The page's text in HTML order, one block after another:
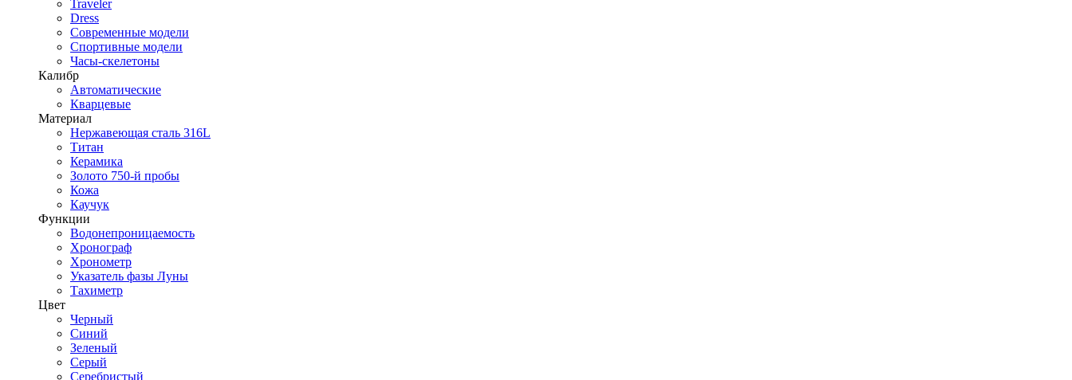
Traveler
Dress
Современные модели
Спортивные модели
Часы-скелетоны
Калибр
Автоматические
Кварцевые
Материал
Нержавеющая сталь 316L
Титан
Керамика
Золото 750-й пробы
Кожа
Каучук
Функции
Водонепроницаемость
Хронограф
Хронометр
Указатель фазы Луны
Тахиметр
Цвет
Черный
Синий
Зеленый
Серый
Серебристый